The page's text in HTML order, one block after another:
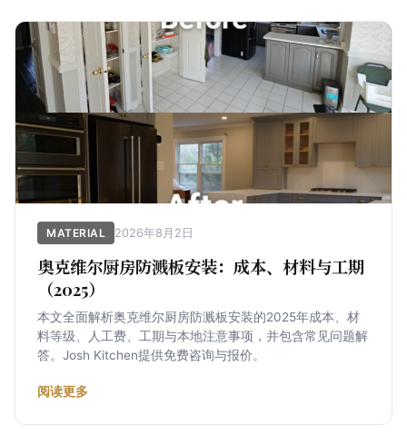
MATERIAL 2026年8月2日
奥克维尔厨房防溅板安装：成本、材料与工期
（2025）
本文全面解析奥克维尔厨房防溅板安装的2025年成本、材
料等级、人工费、工期与本地注意事项，并包含常见问题解
答。Josh Kitchen提供免费咨询与报价。
阅读更多